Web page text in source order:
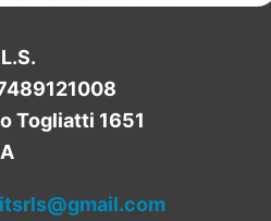
Togliatti 1651